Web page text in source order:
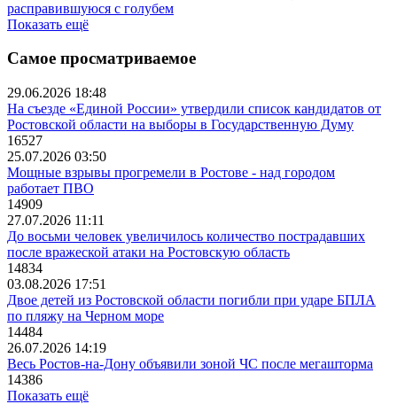
расправившуюся с голубем
Показать ещё
Самое просматриваемое
29.06.2026 18:48
На съезде «Единой России» утвердили список кандидатов от
Ростовской области на выборы в Государственную Думу
16527
25.07.2026 03:50
Мощные взрывы прогремели в Ростове - над городом
работает ПВО
14909
27.07.2026 11:11
До восьми человек увеличилось количество пострадавших
после вражеской атаки на Ростовскую область
14834
03.08.2026 17:51
Двое детей из Ростовской области погибли при ударе БПЛА
по пляжу на Черном море
14484
26.07.2026 14:19
Весь Ростов-на-Дону объявили зоной ЧС после мегашторма
14386
Показать ещё